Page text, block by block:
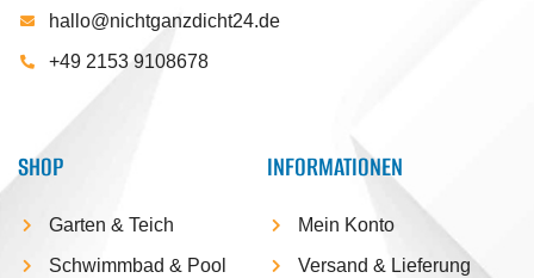
hallo@nichtganzdicht24.de
+49 2153 9108678
SHOP
Garten & Teich
Schwimmbad & Pool
INFORMATIONEN
Mein Konto
Versand & Lieferung